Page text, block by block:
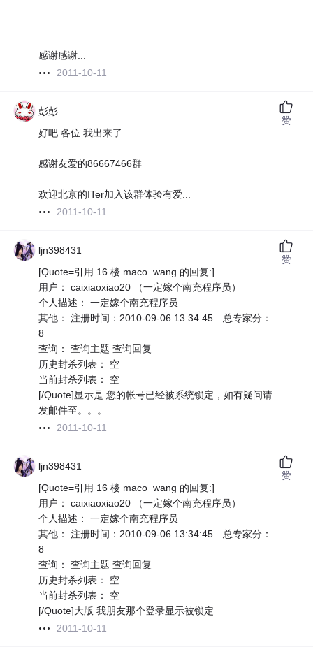
感谢感谢...
2011-10-11
彭彭
好吧 各位 我出来了
感谢友爱的86667466群
欢迎北京的ITer加入该群体验有爱...
2011-10-11
赞
ljn398431
[Quote=引用 16 楼 maco_wang 的回复:]
用户： caixiaoxiao20 （一定嫁个南充程序员）
个人描述： 一定嫁个南充程序员
其他： 注册时间：2010-09-06 13:34:45 总专家分：
8
查询： 查询主题 查询回复
历史封杀列表： 空
当前封杀列表： 空
[/Quote]显示是 您的帐号已经被系统锁定，如有疑问请
发邮件至。。。
2011-10-11
赞
ljn398431
[Quote=引用 16 楼 maco_wang 的回复:]
用户： caixiaoxiao20 （一定嫁个南充程序员）
个人描述： 一定嫁个南充程序员
其他： 注册时间：2010-09-06 13:34:45 总专家分：
8
查询： 查询主题 查询回复
历史封杀列表： 空
当前封杀列表： 空
[/Quote]大版 我朋友那个登录显示被锁定
2011-10-11
赞